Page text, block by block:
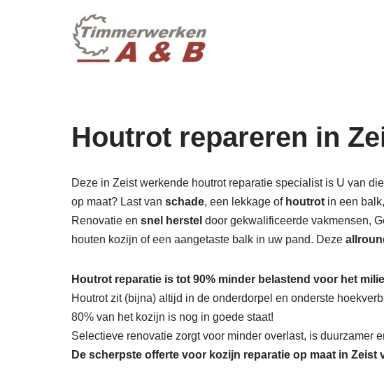
Houtrot repareren in
Deze in Zeist werkende houtrot reparatie specialist is U van
op maat? Last van schade, een lekkage of houtrot in een
Renovatie en snel herstel door gekwalificeerde vakmensen,
houten kozijn of een aangetaste balk in uw pand. Deze
Houtrot reparatie is tot 90% minder belastend voor het
Houtrot zit (bijna) altijd in de onderdorpel en onderste
80% van het kozijn is nog in goede staat!
Selectieve renovatie zorgt voor minder overlast, is duurzamer
De scherpste offerte voor kozijn reparatie op maat in Zeist